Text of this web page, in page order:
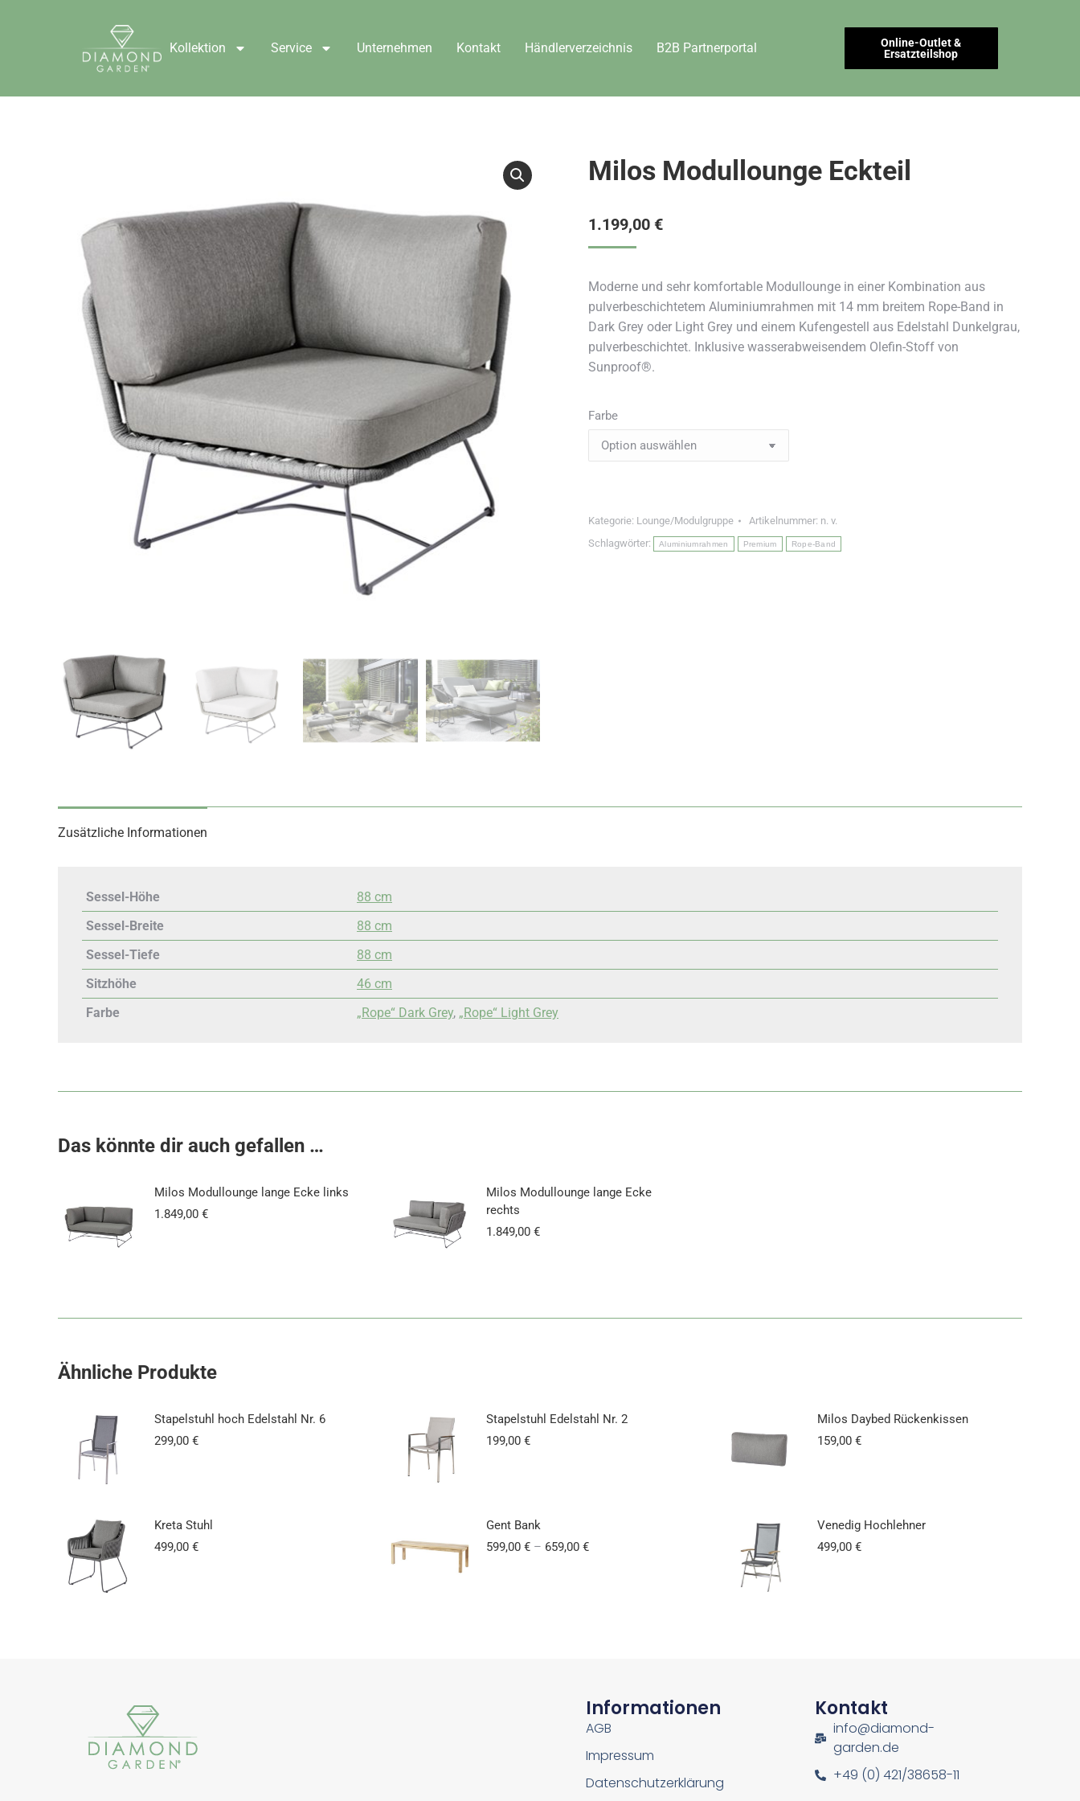
Kollektion Service Unternehmen Kontakt Händlerverzeichnis B2B Partnerportal
Online-Outlet &
Ersatzteilshop
Milos Modullounge Eckteil
1.199,00 €
Moderne und sehr komfortable Modullounge in einer Kombination aus
pulverbeschichtetem Aluminiumrahmen mit 14 mm breitem Rope-Band in
Dark Grey oder Light Grey und einem Kufengestell aus Edelstahl Dunkelgrau,
pulverbeschichtet. Inklusive wasserabweisendem Olefin-Stoff von
Sunproof®.
Farbe
Kategorie: Lounge/Modulgruppe Artikelnummer: n. v.
Schlagwörter:
Aluminiumrahmen Premium Rope-Band
Zusätzliche Informationen
Sessel-Höhe
88 cm
Sessel-Breite
88 cm
Sessel-Tiefe
88 cm
Sitzhöhe
46 cm
Farbe
„Rope“ Dark Grey, „Rope“ Light Grey
Das könnte dir auch gefallen …
Milos Modullounge lange Ecke links
1.849,00 €
Milos Modullounge lange Ecke
rechts
1.849,00 €
Ähnliche Produkte
Stapelstuhl hoch Edelstahl Nr. 6
299,00 €
Stapelstuhl Edelstahl Nr. 2
199,00 €
Milos Daybed Rückenkissen
159,00 €
Kreta Stuhl
499,00 €
Gent Bank
599,00 € – 659,00 €
Venedig Hochlehner
499,00 €
Informationen
AGB
Impressum
Datenschutzerklärung
Kontakt
info@diamond-
garden.de
+49 (0) 421/38658-11